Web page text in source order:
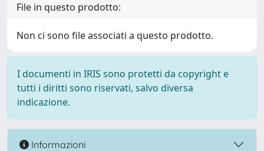
File in questo prodotto:
Non ci sono file associati a questo prodotto.
I documenti in IRIS sono protetti da copyright e
tutti i diritti sono riservati, salvo diversa
indicazione.
Informazioni